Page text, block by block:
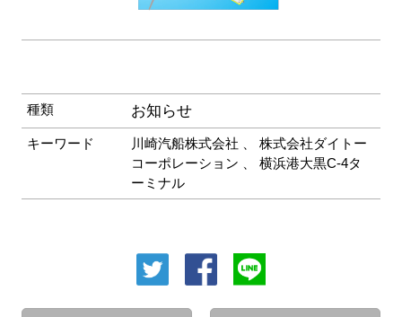
種類 お知らせ
キーワード 川崎汽船株式会社 、株式会社ダイトー
コーポレーション 、横浜港大黒C-4タ
ーミナル